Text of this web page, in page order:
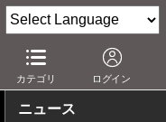
カテゴリ ログイン
AV Watch 製品 ヘッド
ニュース